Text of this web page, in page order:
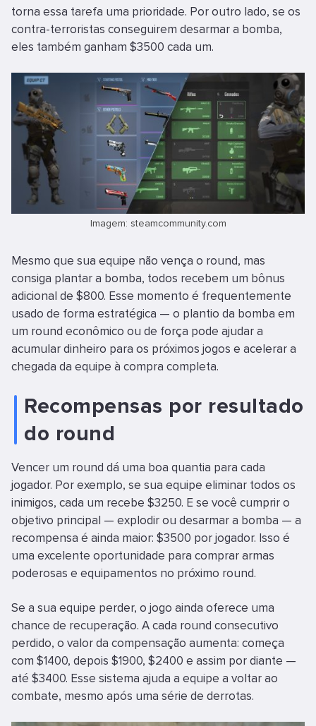
torna essa tarefa uma prioridade. Por outro lado, se os
contra-terroristas conseguirem desarmar a bomba,
eles também ganham $3500 cada um.
Imagem: steamcommunity.com
Mesmo que sua equipe não vença o round, mas
consiga plantar a bomba, todos recebem um bônus
adicional de $800. Esse momento é frequentemente
usado de forma estratégica — o plantio da bomba em
um round econômico ou de força pode ajudar a
acumular dinheiro para os próximos jogos e acelerar a
chegada da equipe à compra completa.
Recompensas por resultado
do round
Vencer um round dá uma boa quantia para cada
jogador. Por exemplo, se sua equipe eliminar todos os
inimigos, cada um recebe $3250. E se você cumprir o
objetivo principal — explodir ou desarmar a bomba — a
recompensa é ainda maior: $3500 por jogador. Isso é
uma excelente oportunidade para comprar armas
poderosas e equipamentos no próximo round.
Se a sua equipe perder, o jogo ainda oferece uma
chance de recuperação. A cada round consecutivo
perdido, o valor da compensação aumenta: começa
com $1400, depois $1900, $2400 e assim por diante —
até $3400. Esse sistema ajuda a equipe a voltar ao
combate, mesmo após uma série de derrotas.